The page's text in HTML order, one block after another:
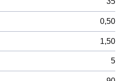
0,50
1,50
5